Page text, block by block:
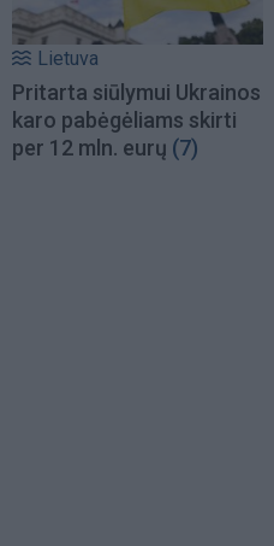
Lietuva
Pritarta siūlymui Ukrainos
karo pabėgėliams skirti
per 12 mln. eurų (7)